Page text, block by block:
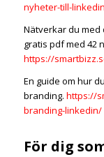
nyheter-till-
Nätverkar du med
gratis pdf med 42
https://
En guide om hur
branding. https://
branding-linkedin/
För dig